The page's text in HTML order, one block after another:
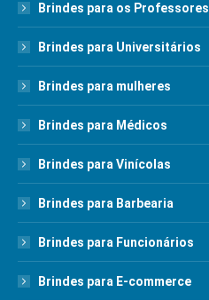
Brindes para os Professores
Brindes para Universitários
Brindes para mulheres
Brindes para Médicos
Brindes para Vinícolas
Brindes para Barbearia
Brindes para Funcionários
Brindes para E-commerce